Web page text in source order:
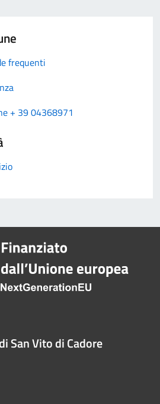
frequenti
+ 39 04368971
San Vito di Cadore